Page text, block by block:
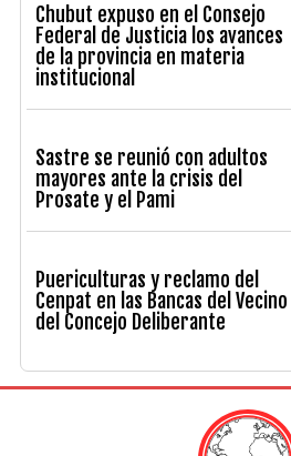
Chubut expuso en el Consejo
Federal de Justicia los avances
de la provincia en materia
institucional
Sastre se reunió con adultos
mayores ante la crisis del
Prosate y el Pami
Puericulturas y reclamo del
Cenpat en las Bancas del Vecino
del Concejo Deliberante